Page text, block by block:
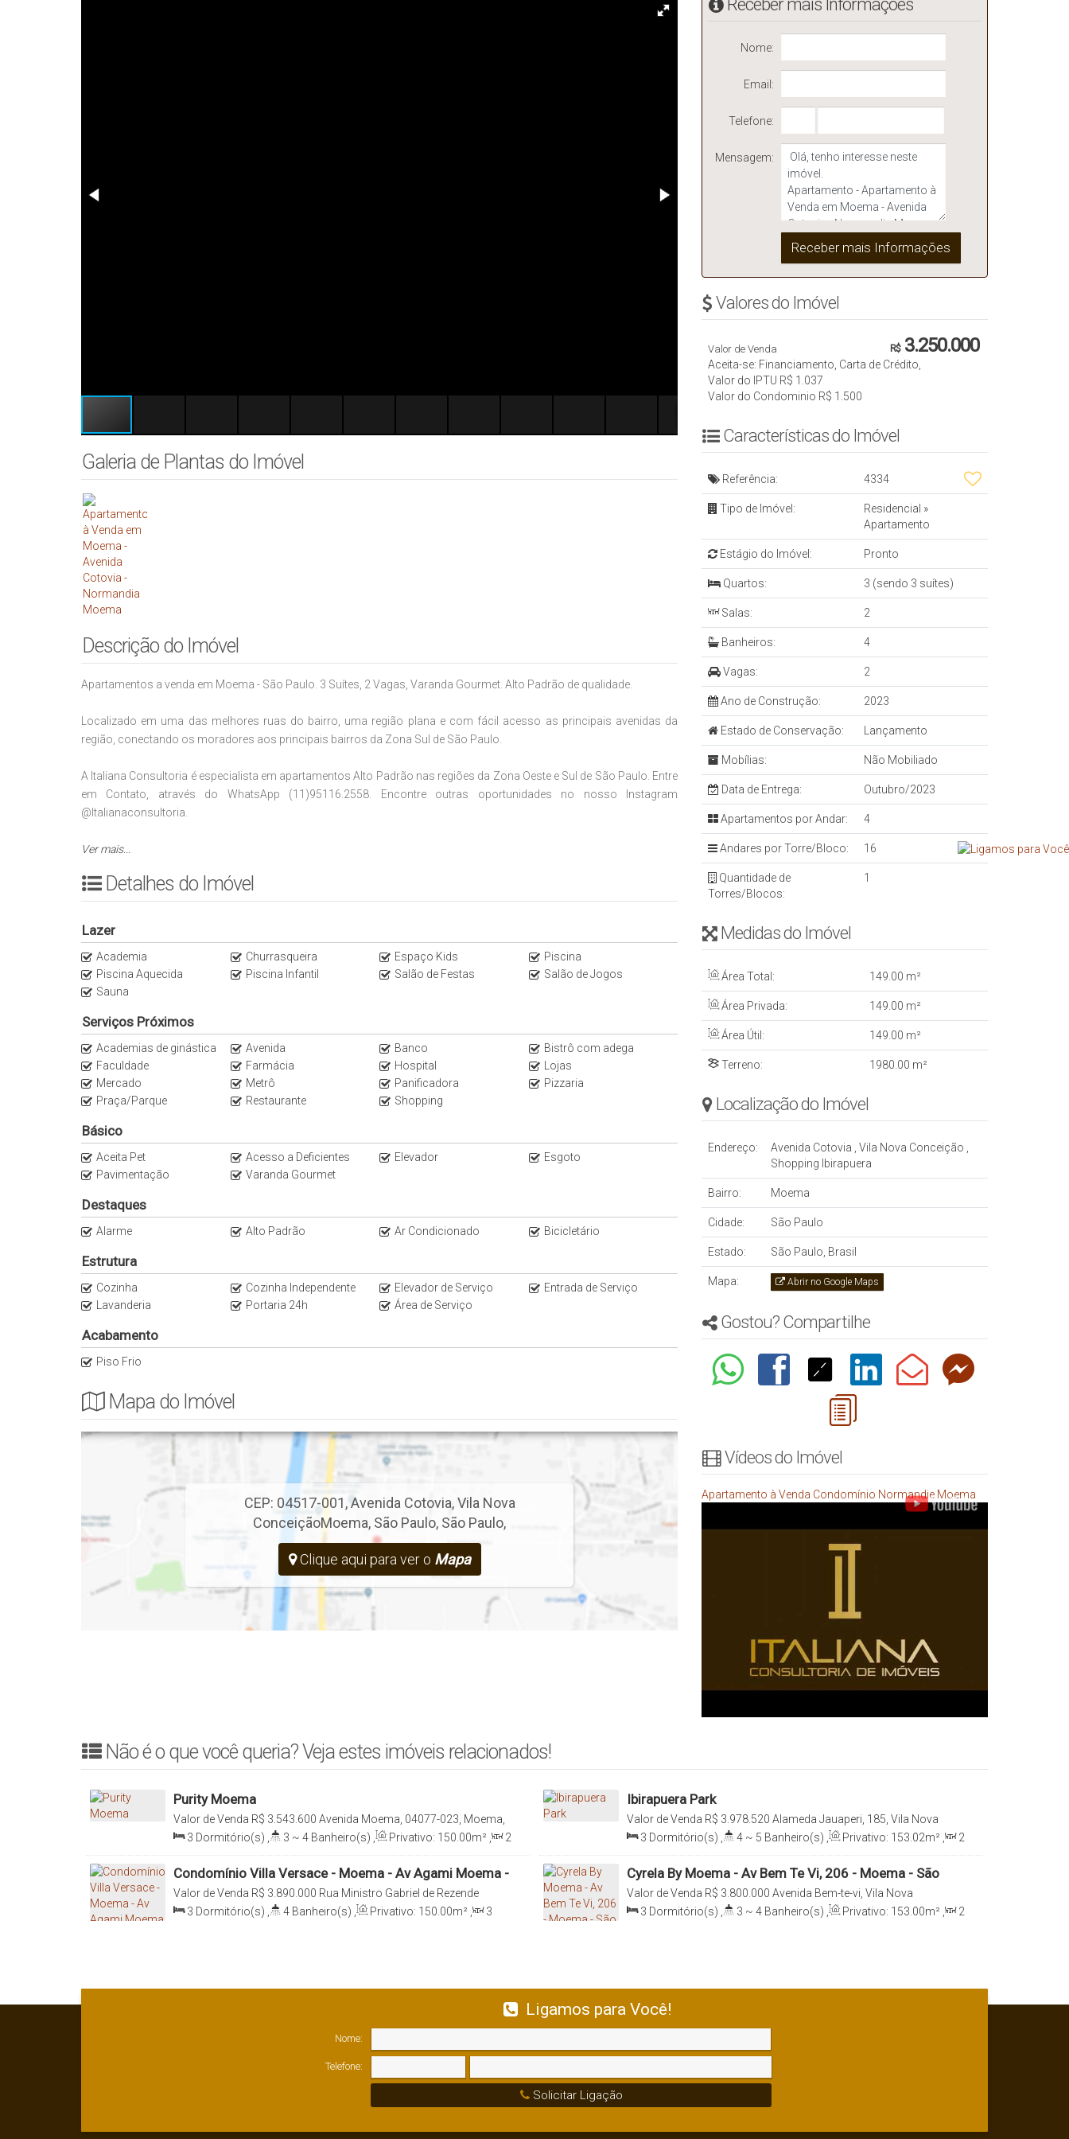
Galeria de Plantas do Imóvel
Descrição do Imóvel
Apartamentos a venda em Moema - São Paulo. 3 Suítes, 2 Vagas, Varanda Gourmet. Alto Padrão de qualidade.
Localizado em uma das melhores ruas do bairro, uma região plana e com fácil acesso as principais avenidas da
região, conectando os moradores aos principais bairros da Zona Sul de São Paulo.
A Italiana Consultoria é especialista em apartamentos Alto Padrão nas regiões da Zona Oeste e Sul de São Paulo. Entre
em Contato, através do WhatsApp (11)95116.2558. Encontre outras oportunidades no nosso Instagram
@Italianaconsultoria.
Apartamento com acabamentos de primeira qualidade, no melhor de Moema, ao lado do Shopping Ibirapuera e a
mais charmosos de São Paulo, ruas planas, fácil circulação e próximo aos bairros do Itaim Bibi, Vila Olímpia, Vila
Nova Conceição, Jardins, Jardim Europa e muitos outros.
- 2 min do Shopping e Avenida Ibirapuera
- 2 min do Hannover Fondue
- 4 min do Starbucks
- 4 min do Stuppendo
- 5 min do Restaurante La Pasta Gialla
- 6 min do Parque Ibirapuera
- 6 min do Parque do Povo
- 6 Min do Clube Atlético Monte Líbano
- 7 Min do Itaim Bibi
- 8 min da Avenida dos Bandeirantes
Anuncie seu imóvel conosco
As informações estão sujeitas a alterações sem aviso prévio, consulte o corretor responsável!
Ver mais...
Detalhes do Imóvel
Lazer
Academia Churrasqueira Espaço Kids
Piscina
Piscina Aquecida
Piscina Infantil Salão de Festas
Salão de Jogos
Sauna
Serviços Próximos
Academias de ginástica Avenida Banco
Bistrô com adega
Faculdade
Farmácia Hospital
Lojas
Mercado
Metrô Panificadora
Pizzaria
Praça/Parque
Restaurante Shopping
Básico
Aceita Pet Acesso a Deficientes Elevador
Esgoto
Pavimentação
Varanda Gourmet
Destaques
Alarme Alto Padrão Ar Condicionado Bicicletário
Estrutura
Cozinha Cozinha Independente Elevador de Serviço
Entrada de Serviço
Lavanderia
Portaria 24h Área de Serviço
Acabamento
Piso Frio
Mapa do Imóvel
CEP: 04517-001,Avenida Cotovia,Vila Nova
ConceiçãoMoema, São Paulo, São Paulo,
Clique aqui para ver o Mapa
Receber mais Informações
Nome:
Email:
Telefone:
Mensagem:
Valores do Imóvel
R$3.250.000
Valor de Venda
Aceita-se: Financiamento, Carta de Crédito,
Valor do IPTU R$ 1.037
Valor do Condominio R$ 1.500
Características do Imóvel
Referência: 4334
Tipo de Imóvel: Residencial »
Apartamento
Estágio do Imóvel: Pronto
Quartos: 3 (sendo 3 suítes)
Salas: 2
Banheiros: 4
Vagas: 2
Ano de Construção: 2023
Estado de Conservação: Lançamento
Mobílias: Não Mobiliado
Data de Entrega: Outubro/2023
Apartamentos por Andar: 4
Andares por Torre/Bloco: 16
Quantidade de
Torres/Blocos:
1
Medidas do Imóvel
Área Total: 149 .00 m²
Área Privada: 149 .00 m²
Área Útil: 149 .00 m²
Terreno: 1980 .00 m²
Localização do Imóvel
Endereço: Avenida Cotovia Vila Nova Conceição
Shopping Ibirapuera
Bairro: Moema
Cidade: São Paulo
Estado: São Paulo, Brasil
Mapa: Abrir no Google Maps
Gostou? Compartilhe
Vídeos do Imóvel
Apartamento à Venda Condomínio Normandie Moema
Não é o que você queria? Veja estes imóveis relacionados!
Purity Moema
R$ 3.543.600
Valor de Venda
Avenida Moema, 04077-023, Moema,
São Paulo, São Paulo, Brasil
3 Dormitório(s) 3 ~ 4 Banheiro(s) Privativo: 150 .00m²
2
Útil:
150 .00m²
Ibirapuera Park
R$ 3.978.520
Valor de Venda
Alameda Jauaperi, 185, Vila Nova
Conceição, 04523-010, Moema, São Paulo, São Paulo, Brasil
3 Dormitório(s) 4 ~ 5 Banheiro(s) Privativo: 153 .02m²
2
153
.02 m²
Condomínio Villa Versace - Moema - Av Agami Moema -
São Paulo - SP
R$ 3.890.000
Valor de Venda
Rua Ministro Gabriel de Rezende
Passos, Itaim Bibi, 04521-022, Moema, São Paulo, São Paulo, Brasil
3 Dormitório(s) 4 Banheiro(s) Privativo: 150 .00m²
3
Cyrela By Moema - Av Bem Te Vi, 206 - Moema - São
Paulo
R$ 3.800.000
Valor de Venda
Avenida Bem-te-vi, Vila Nova
Conceição, 04524-030, Moema, São Paulo, São Paulo, Brasil
3 Dormitório(s) 3 ~ 4 Banheiro(s) Privativo: 153 .00m²
2
Ligamos para Você!
Nome:
Telefone:
Solicitar Ligação